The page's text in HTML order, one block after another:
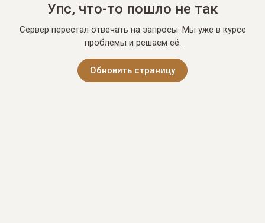
Упс, что-то пошло не так
Сервер перестал отвечать на запросы. Мы уже в курсе
проблемы и решаем её.
Обновить страницу